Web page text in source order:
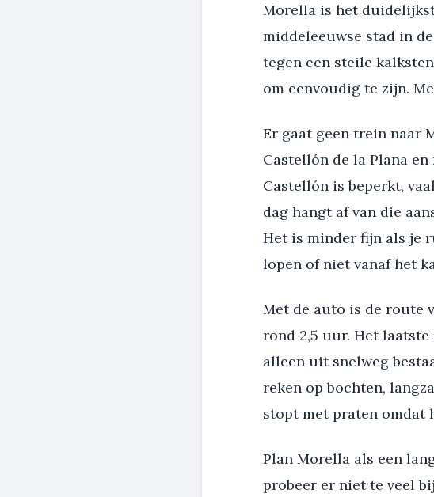
Morella is het
middeleeuwse stad in
tegen een steile
om eenvoudig te zijn.
Er gaat geen trein naar
Castellón de la Plana
Castellón is beperkt,
dag hangt af van die
Het is minder fijn als je
lopen of niet vanaf het
Met de auto is de route
rond 2,5 uur. Het
alleen uit snelweg
reken op bochten,
stopt met praten omdat
Plan Morella als een
probeer er niet te veel